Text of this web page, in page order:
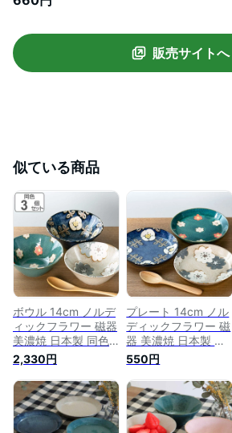
無料】
販売サイトへ
似ている商品
ボウル 14cm ノルデ
ィックフラワー 磁器
美濃焼 日本製 同色3
個セット （ 食洗機
対応 電子レンジ対応
皿 小鉢 小皿 北欧 花
柄 洋食器 デザート
デザートプレート お
皿 丸皿 取り皿 取り
2,330円
プレート 14cm ノル
ディックフラワー 磁
器 美濃焼 日本製 （
食洗機対応 電子レン
ジ対応 ケーキ デザ
ート 皿 北欧 花柄 洋
食器 デザートプレー
ト お皿 丸皿 取り皿
取り分け皿 小皿 モ
550円